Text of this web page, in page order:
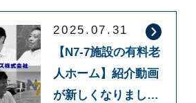
2025.07.31
【N7-7施設の有料老
人ホーム】紹介動画
が新しくなりまし